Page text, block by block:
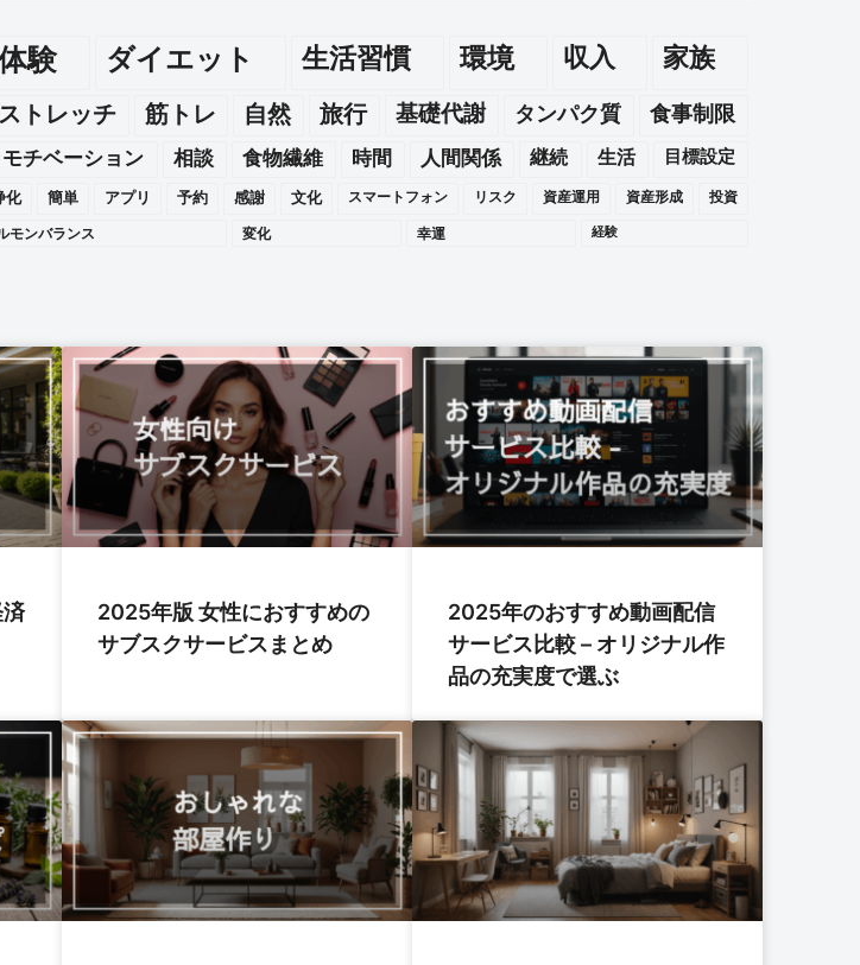
験 ダイエット 生活習慣 環境 収入 家族
ストレッチ 筋トレ 自然 旅行 基礎代謝 タンパク質
食事制限
モチベーション 相談 食物繊維 時間 人間関係 継続 生活
目標設定
化 簡単 アプリ 予約 感謝 文化 スマートフォン リスク 資産運用 資産形成 投資
モンバランス 変化 幸運 経験
2025年版 女性におすすめの
サブスクサービスまとめ
2025年のおすすめ動画配信
サービス比較 – オリジナル作
品の充実度で選ぶ